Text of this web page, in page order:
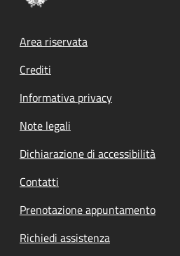
Footer menu
Area riservata
Crediti
Informativa privacy
Note legali
Dichiarazione di accessibilità
Contatti
Prenotazione appuntamento
Richiedi assistenza